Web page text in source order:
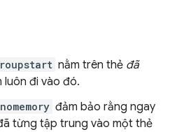
nằm trên thẻ đã
luôn đi vào đó.
nomemory đảm bảo rằng ngay
từng tập trung vào một thẻ